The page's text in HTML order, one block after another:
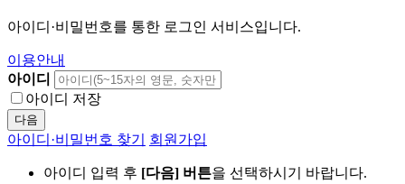
아이디·비밀번호를 통한 로그인 서비스입니다.
이용안내
아이디
아이디 저장
다음
아이디·비밀번호 찾기 회원가입
아이디 입력 후 [다음] 버튼을 선택하시기 바랍니다.